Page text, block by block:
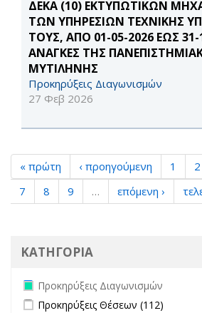
ΔΕΚΑ (10) ΕΚΤΥΠΩΤΙΚΩΝ
ΤΩΝ ΥΠΗΡΕΣΙΩΝ ΤΕΧΝΙΚΗΣ
ΤΟΥΣ, ΑΠΟ 01-05-2026 ΕΩΣ 31-
ΑΝΑΓΚΕΣ ΤΗΣ
ΜΥΤΙΛΗΝΗΣ
Προκηρύξεις Διαγωνισμών
27 Φεβ 2026
« πρώτη ‹ προηγούμενη 1 2
7
8 9 … επόμενη ›
ΚΑΤΗΓΟΡΙΑ
Remove Προκηρύξεις
Προκηρύξεις Διαγωνισμών
Apply Προκηρύξεις Θέσεων filter
Προκηρύξεις Θέσεων (112)